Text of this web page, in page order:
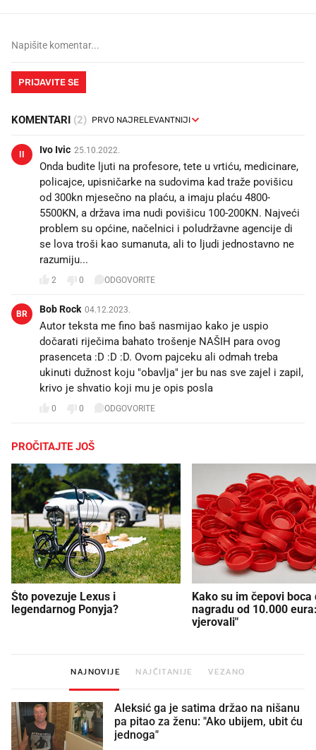
PRIJAVITE SE
KOMENTARI (2)
II Ivo Ivic 25.10.2022.
Onda budite ljuti na profesore, tete u vrtiću, medicinare,
policajce, upisničarke na sudovima kad traže povišicu
od 300kn mjesečno na plaću, a imaju plaću 4800-
5500KN, a država ima nudi povišicu 100-200KN. Najveći
problem su općine, načelnici i poludržavne agencije di
se lova troši kao sumanuta, ali to ljudi jednostavno ne
razumiju...
2 0 ODGOVORITE
BR Bob Rock 04.12.2023.
Autor teksta me fino baš nasmijao kako je uspio
dočarati riječima bahato trošenje NAŠIH para ovog
prasenceta :D :D :D. Ovom pajceku ali odmah treba
ukinuti dužnost koju "obavlja" jer bu nas sve zajel i zapil,
krivo je shvatio koji mu je opis posla
0 0 ODGOVORITE
PROČITAJTE JOŠ
Što povezuje Lexus i
legendarnog Ponyja?
Kako su im čepovi boca
nagradu od 10.000
vjerovali"
NAJNOVIJE NAJČITANIJE VEZANO
Aleksić ga je satima držao na nišanu
pa pitao za ženu: "Ako ubijem, ubit ću
jednoga"